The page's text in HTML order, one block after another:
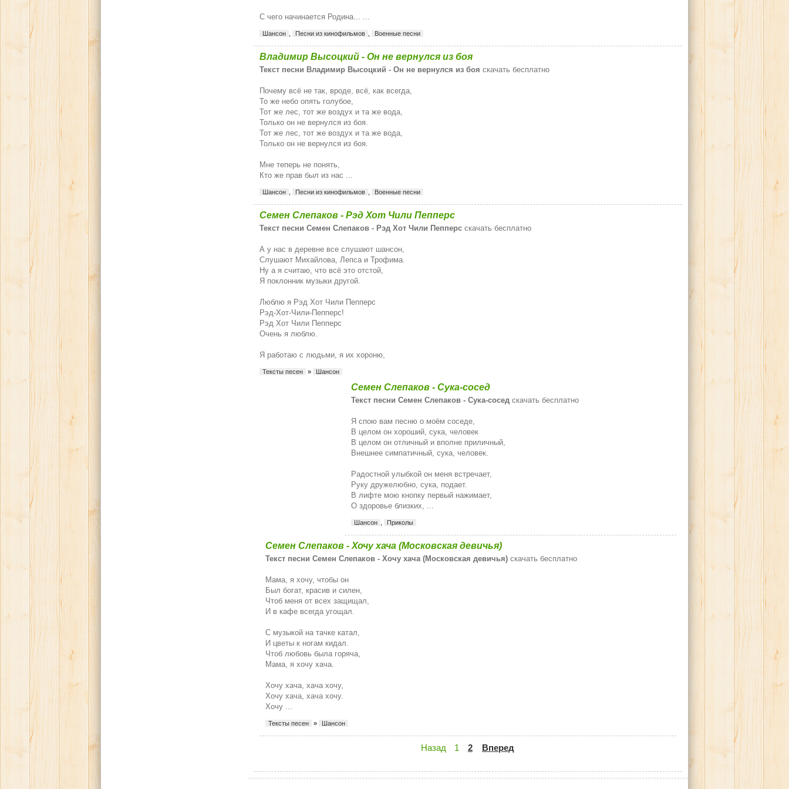
С чего начинается Родина... ...
Шансон Песни из кинофильмов Военные песни
Владимир Высоцкий - Он не вернулся из боя
Текст песни Владимир Высоцкий - Он не вернулся из боя скачать бесплатно
Почему всё не так, вроде, всё, как всегда,
То же небо опять голубое,
Тот же лес, тот же воздух и та же вода,
Только он не вернулся из боя.
Тот же лес, тот же воздух и та же вода,
Только он не вернулся из боя.
Мне теперь не понять,
Кто же прав был из нас ...
Шансон Песни из кинофильмов Военные песни
Семен Слепаков - Рэд Хот Чили Пепперс
Текст песни Семен Слепаков - Рэд Хот Чили Пепперс скачать бесплатно
А у нас в деревне все слушают шансон,
Слушают Михайлова, Лепса и Трофима.
Ну а я считаю, что всё это отстой,
Я поклонник музыки другой.
Люблю я Рэд Хот Чили Пепперс
Рэд-Хот-Чили-Пепперс!
Рэд Хот Чили Пепперс
Очень я люблю.
Я работаю с людьми, я их хороню,
Тексты песен » Шансон
Семен Слепаков - Сука-сосед
Текст песни Семен Слепаков - Сука-сосед скачать бесплатно
Я спою вам песню о моём соседе,
В целом он хороший, сука, человек
В целом он отличный и вполне приличный,
Внешнее симпатичный, сука, человек.
Радостной улыбкой он меня встречает,
Руку дружелюбно, сука, подает.
В лифте мою кнопку первый нажимает,
О здоровье близких, ...
Шансон Приколы
Семен Слепаков - Хочу хача (Московская девичья)
Текст песни Семен Слепаков - Хочу хача (Московская девичья) скачать бесплатно
Мама, я хочу, чтобы он
Был богат, красив и силен,
Чтоб меня от всех защищал,
И в кафе всегда угощал.
С музыкой на тачке катал,
И цветы к ногам кидал.
Чтоб любовь была горяча,
Мама, я хочу хача.
Хочу хача, хача хочу,
Хочу хача, хача хочу.
Хочу ...
Тексты песен » Шансон
Назад 1 2 Вперед